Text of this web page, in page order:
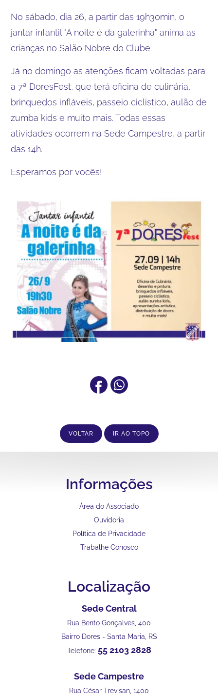
No sábado, dia 26, a partir das 19h30min, o
jantar infantil "A noite é da galerinha" anima as
crianças no Salão Nobre do Clube.
Já no domingo as atenções ficam voltadas para
a 7ª DoresFest, que terá oficina de culinária,
brinquedos infláveis, passeio ciclistico, aulão de
zumba kids e muito mais. Todas essas
atividades ocorrem na Sede Campestre, a partir
das 14h.
Esperamos por vocês!
VOLTAR IR AO TOPO
Informações
Área do Associado
Ouvidoria
Política de Privacidade
Trabalhe Conosco
Localização
Sede Central
Rua Bento Gonçalves, 400
Bairro Dores - Santa Maria, RS
Telefone: 55 2103 2828
Sede Campestre
Rua César Trevisan, 1400